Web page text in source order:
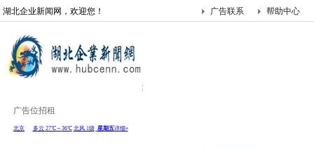
湖北企业新闻网，欢迎您！ 帮助中心
广告联系
广告位招租